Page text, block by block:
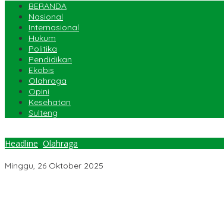
BERANDA
Nasional
Internasional
Hukum
Politika
Pendidikan
Ekobis
Olahraga
Opini
Kesehatan
Sulteng
Headline, Olahraga
Minggu, 26 Oktober 2025